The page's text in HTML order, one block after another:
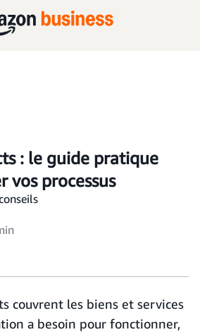
: le guide pratique
vos processus
couvrent les biens et services
a besoin pour fonctionner,